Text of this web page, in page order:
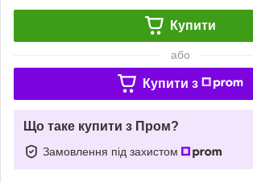
Купити
або
Купити з
Що таке купити з Пром?
Замовлення під захистом